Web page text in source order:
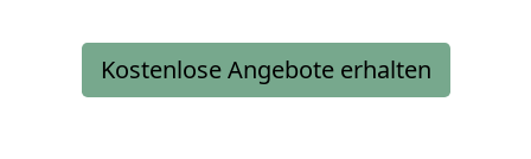
Kostenlose Angebote erhalten